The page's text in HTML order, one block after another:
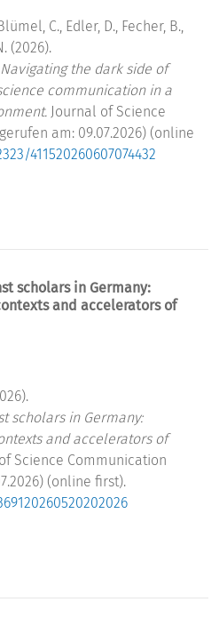
C., Edler, D., Fecher, B.,
(2026).
the dark side of
communication in a
Journal of Science
am: 09.07.2026) (online
411520260607074432
scholars in Germany:
and accelerators of
scholars in Germany:
and accelerators of
Science Communication
(online first).